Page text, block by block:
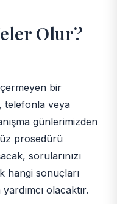
Olur?
bir
telefonla veya
günlerimizden
prosedürü
sorularınızı
hangi sonuçları
olacaktır.